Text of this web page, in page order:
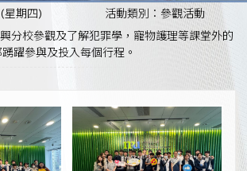
期四)
活動類別：參觀活動
分校參觀及了解犯罪學，寵物護理等課堂外的
躍參與及投入每個行程。